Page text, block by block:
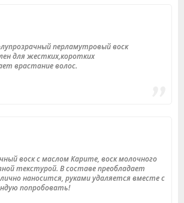
перламутровый воск
для жестких,коротких
врастание волос.
воск с маслом Карите, воск молочного
текстурой. В составе преобладает
наносится, руками удаляется вместе с
попробовать!